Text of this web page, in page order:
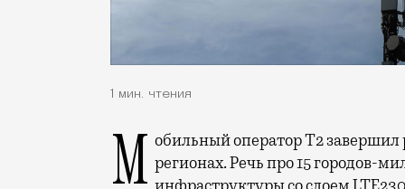
1 мин. чтения
Мобильный оператор Т2 завершил работы по увеличению скорости интернета в регионах. Речь про 15 городов-
инфраструктуры со слоем